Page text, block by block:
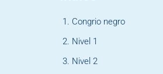
Congrio negro
Nivel 1
Nivel 2